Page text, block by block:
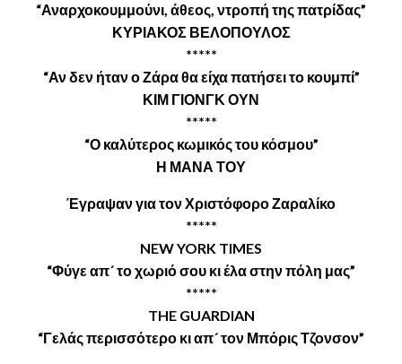
“Αναρχοκουμμούνι, άθεος, ντροπή της πατρίδας”
ΚΥΡΙΑΚΟΣ ΒΕΛΟΠΟΥΛΟΣ
*****
“Αν δεν ήταν ο Ζάρα θα είχα πατήσει το κουμπί”
ΚΙΜ ΓΙΟΝΓΚ ΟΥΝ
*****
“Ο καλύτερος κωμικός του κόσμου”
Η ΜΑΝΑ ΤΟΥ
Έγραψαν για τον Χριστόφορο Ζαραλίκο
*****
NEW YORK TIMES
“Φύγε απ´ το χωριό σου κι έλα στην πόλη μας”
*****
THE GUARDIAN
“Γελάς περισσότερο κι απ´ τον Μπόρις Τζονσον”